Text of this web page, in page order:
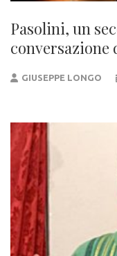
Pasolini, un
conversazione
GIUSEPPE LONGO